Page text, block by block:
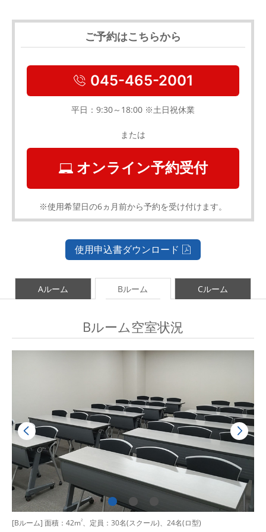
ご予約はこちらから
045-465-2001
平日：9:30～18:00 ※土日祝休業
または
オンライン予約受付
※使用希望日の6ヵ月前から予約を受け付けます。
使用申込書ダウンロード
Aルーム Bルーム Cルーム
Bルーム空室状況
[Bルーム] 面積：42m2、定員：30名(スクール)、24名(ロ型)